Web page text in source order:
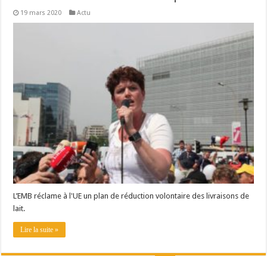
19 mars 2020 Actu
L’EMB réclame à l'UE un plan de réduction volontaire des livraisons de
lait.
Lire la suite »